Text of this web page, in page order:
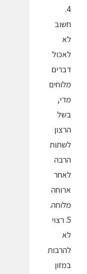
4.
חשוב
לא
לאכול
דברים
מלוחים
מדי,
בשל
הרצון
לשתות
הרבה
לאחר
ארוחה
מלוחה.
5. רצוי
לא
להרבות
במזון